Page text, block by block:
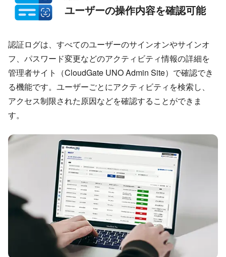
ユーザーの操作内容を確認可能
認証ログは、すべてのユーザーのサインオンやサインオ
フ、パスワード変更などのアクティビティ情報の詳細を
管理者サイト（CloudGate UNO Admin Site）で確認でき
る機能です。ユーザーごとにアクティビティを検索し、
アクセス制限された原因などを確認することができま
す。